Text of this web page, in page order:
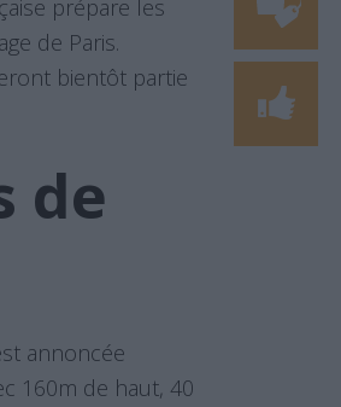
prépare les
de Paris.
bientôt partie
de
annoncée
160m de haut, 40